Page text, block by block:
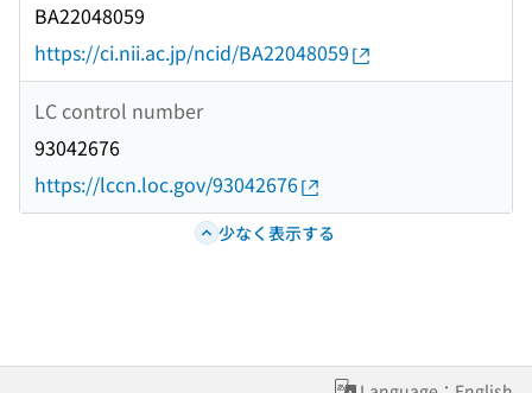
BA22048059
https://ci.nii.ac.jp/ncid/BA22048059
LC control number
93042676
https://lccn.loc.gov/93042676
少なく表示する